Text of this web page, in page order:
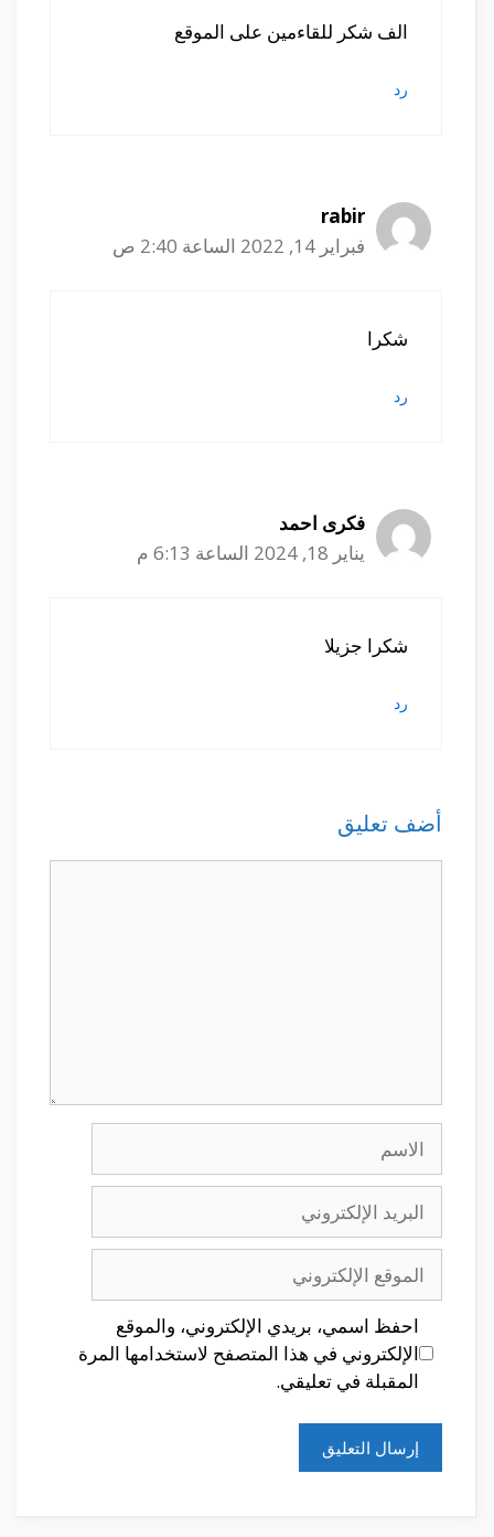
الف شكر للقاءمين على الموقع
رد
rabir
فبراير 14, 2022 الساعة 2:40 ص
شكرا
رد
فكرى احمد
يناير 18, 2024 الساعة 6:13 م
شكرا جزيلا
رد
أضف تعليق
الاسم
البريد
الإلكتروني
الموقع
الإلكتروني
احفظ اسمي، بريدي الإلكتروني، والموقع
الإلكتروني في هذا المتصفح لاستخدامها المرة
المقبلة في تعليقي.